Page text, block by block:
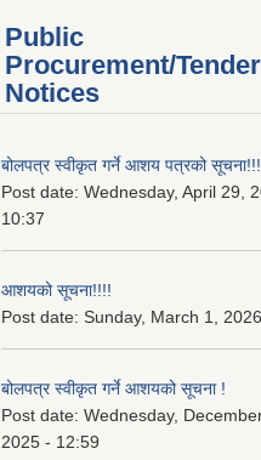
Public
Procurement/Tender
Notices
बोलपत्र स्वीकृत गर्ने आशय पत्रको सूचना!!!
Post date: Wednesday, April 29,
10:37
आशयको सूचना!!!!
Post date: Sunday, March 1,
बोलपत्र स्वीकृत गर्ने आशयको सूचना !
Post date: Wednesday,
2025 - 12:59